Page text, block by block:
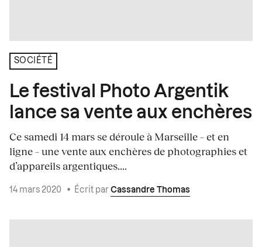
SOCIÉTÉ
Le festival Photo Argentik
lance sa vente aux enchères
Ce samedi 14 mars se déroule à Marseille – et en
ligne – une vente aux enchères de photographies et
d’appareils argentiques....
14 mars 2020 • Écrit par Cassandre Thomas